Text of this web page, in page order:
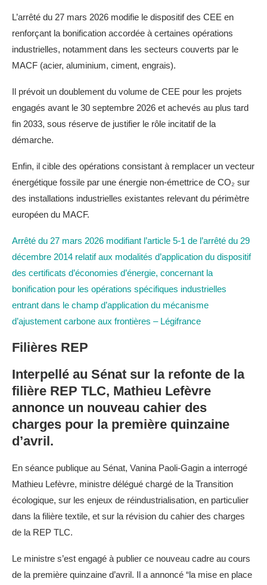
L’arrêté du 27 mars 2026 modifie le dispositif des CEE en
renforçant la bonification accordée à certaines opérations
industrielles, notamment dans les secteurs couverts par le
MACF (acier, aluminium, ciment, engrais).
Il prévoit un doublement du volume de CEE pour les projets
engagés avant le 30 septembre 2026 et achevés au plus tard
fin 2033, sous réserve de justifier le rôle incitatif de la
démarche.
Enfin, il cible des opérations consistant à remplacer un vecteur
énergétique fossile par une énergie non-émettrice de CO₂ sur
des installations industrielles existantes relevant du périmètre
européen du MACF.
Arrêté du 27 mars 2026 modifiant l’article 5-1 de l’arrêté du 29
décembre 2014 relatif aux modalités d’application du dispositif
des certificats d’économies d’énergie, concernant la
bonification pour les opérations spécifiques industrielles
entrant dans le champ d’application du mécanisme
d’ajustement carbone aux frontières – Légifrance
Filières REP
Interpellé au Sénat sur la refonte de la
filière REP TLC, Mathieu Lefèvre
annonce un nouveau cahier des
charges pour la première quinzaine
d’avril.
En séance publique au Sénat, Vanina Paoli-Gagin a interrogé
Mathieu Lefèvre, ministre délégué chargé de la Transition
écologique, sur les enjeux de réindustrialisation, en particulier
dans la filière textile, et sur la révision du cahier des charges
de la REP TLC.
Le ministre s’est engagé à publier ce nouveau cadre au cours
de la première quinzaine d’avril. Il a annoncé “la mise en place